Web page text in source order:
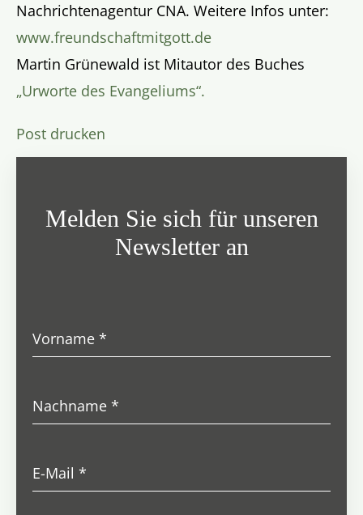
Nachrichtenagentur CNA. Weitere Infos unter:
www.freundschaftmitgott.de
Martin Grünewald ist Mitautor des Buches
„Urworte des Evangeliums“.
Post drucken
Melden Sie sich für unseren
Newsletter an
Vorname*
Nachname*
E-Mail*